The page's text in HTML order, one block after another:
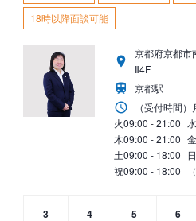
18時以降面談可能
京都府京都市
Ⅱ4F
京都駅
（受付時間）
火09:00 - 21:00
木09:00 - 21:00
土09:00 - 18:00
祝09:00 - 18:00
3
4
5
6